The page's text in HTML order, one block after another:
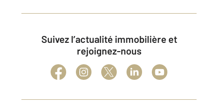
Suivez l’actualité immobilière et
rejoignez-nous